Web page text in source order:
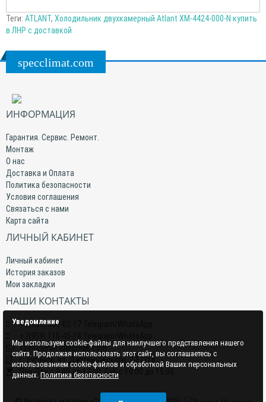
Теги: ATLANT, Холодильник двухкамерный Atlant XM-4424-000-N купить
в ЛНР с доставкой
specclimat.com
ИНФОРМАЦИЯ
Гарантия. Сервис. Ремонт.
Монтаж
О нас
Доставка и Оплата
Политика безопасности
Условия соглашения
Связаться с нами
Карта сайта
ЛИЧНЫЙ КАБИНЕТ
Личный кабинет
История заказов
Мои закладки
НАШИ КОНТАКТЫ
+7(959) 509-02-17 Telegram/WhatsApp
specclimat.lg@gmail.com
г. Луганск, ул. Даргомыжского, 2-Е/216
Пон-Птн с 9:00 до 17:00; Суб с 10:00 до 15:00
Уведомление
Мы используем cookie-файлы для наилучшего представления нашего
сайта. Продолжая использовать этот сайт, вы соглашаетесь с
использованием cookie-файлов и обработкой Ваших персональных
данных. Политика безопасности